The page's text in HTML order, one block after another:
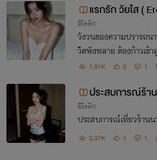
แรกรัก วัยใส (
อีโรติก
วังวนของความปรารถน
วิตพังทลาย ต้องก้าวเข้
ลิบานพร้อมกับบทเรียน
1.81K 0 1
ประสบการณ์ร้า
อีโรติก
ประสบการณ์เที่ยวร้าน
3.37K 1 1